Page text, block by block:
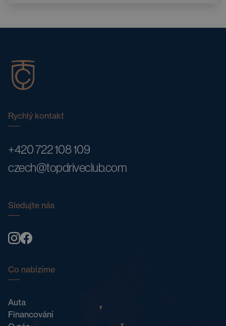
Rychlý kontakt
+420 722 108 109
czech@topdriveclub.com
Sledujte nás
Co nabízíme
Auta
Financování